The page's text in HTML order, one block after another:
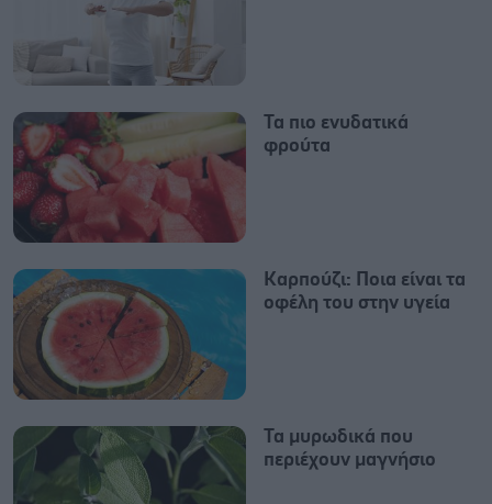
Τα πιο ενυδατικά
φρούτα
Καρπούζι: Ποια είναι τα
οφέλη του στην υγεία
Τα μυρωδικά που
περιέχουν μαγνήσιο